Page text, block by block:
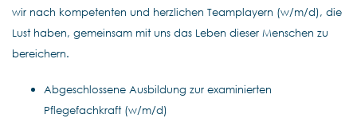
wir nach kompetenten und herzlichen Teamplayern (w/m/d), die
Lust haben, gemeinsam mit uns das Leben dieser Menschen zu
bereichern.
Abgeschlossene Ausbildung zur examinierten
Pflegefachkraft (w/m/d)